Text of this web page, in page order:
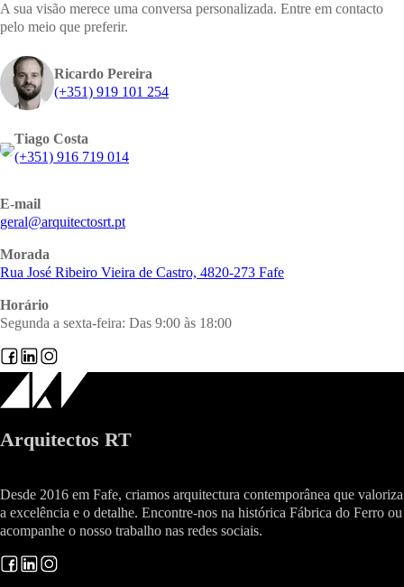
A sua visão merece uma conversa personalizada. Entre em contacto
pelo meio que preferir.
Ricardo Pereira
(+351) 919 101 254
Tiago Costa
(+351) 916 719 014
E-mail
tp.trsotcetiuqra
@lareg
Morada
Rua José Ribeiro Vieira de Castro, 4820-273 Fafe
Horário
Segunda a sexta-feira: Das 9:00 às 18:00
Arquitectos RT
Desde 2016 em Fafe, criamos arquitectura contemporânea que valoriza
a excelência e o detalhe. Encontre-nos na histórica Fábrica do Ferro ou
acompanhe o nosso trabalho nas redes sociais.